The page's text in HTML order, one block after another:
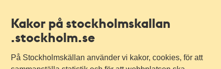
Kakor på stockholmskallan
.stockholm.se
På Stockholmskällan använder vi kakor, cookies, för att